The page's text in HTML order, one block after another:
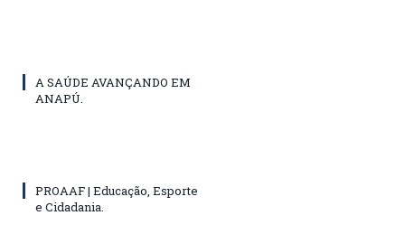
A SAÚDE AVANÇANDO EM
ANAPÚ.
PROAAF | Educação, Esporte
e Cidadania.